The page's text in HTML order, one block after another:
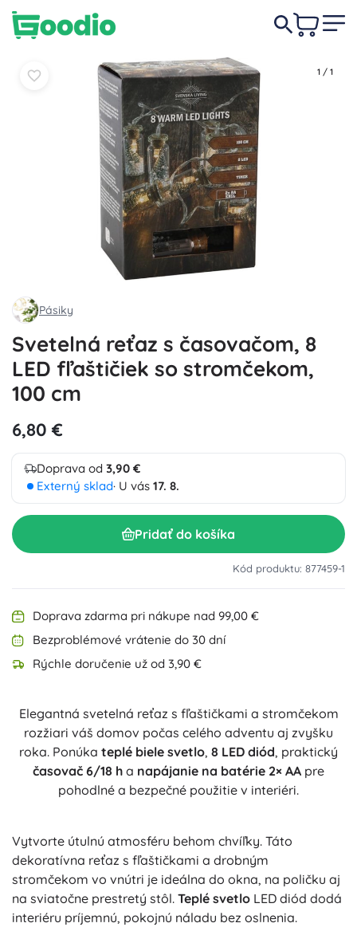
1 / 1
Pásiky
Svetelná reťaz s časovačom, 8
LED fľaštičiek so stromčekom,
100 cm
6,80 €
Doprava od 3,90 €
Externý sklad· U vás 17. 8.
Pridať do košíka
Kód produktu: 877459-1
Doprava zdarma pri nákupe nad 99,00 €
Bezproblémové vrátenie do 30 dní
Rýchle doručenie už od 3,90 €
Elegantná svetelná reťaz s fľaštičkami a stromčekom
rozžiari váš domov počas celého adventu aj zvyšku
roka. Ponúka teplé biele svetlo, 8 LED diód, praktický
časovač 6/18 h a napájanie na batérie 2× AA pre
pohodlné a bezpečné použitie v interiéri.
Vytvorte útulnú atmosféru behom chvíľky. Táto
dekoratívna reťaz s fľaštičkami a drobným
stromčekom vo vnútri je ideálna do okna, na poličku aj
na sviatočne prestretý stôl. Teplé svetlo LED diód dodá
interiéru príjemnú, pokojnú náladu bez oslnenia.
6,80 € Do košíka